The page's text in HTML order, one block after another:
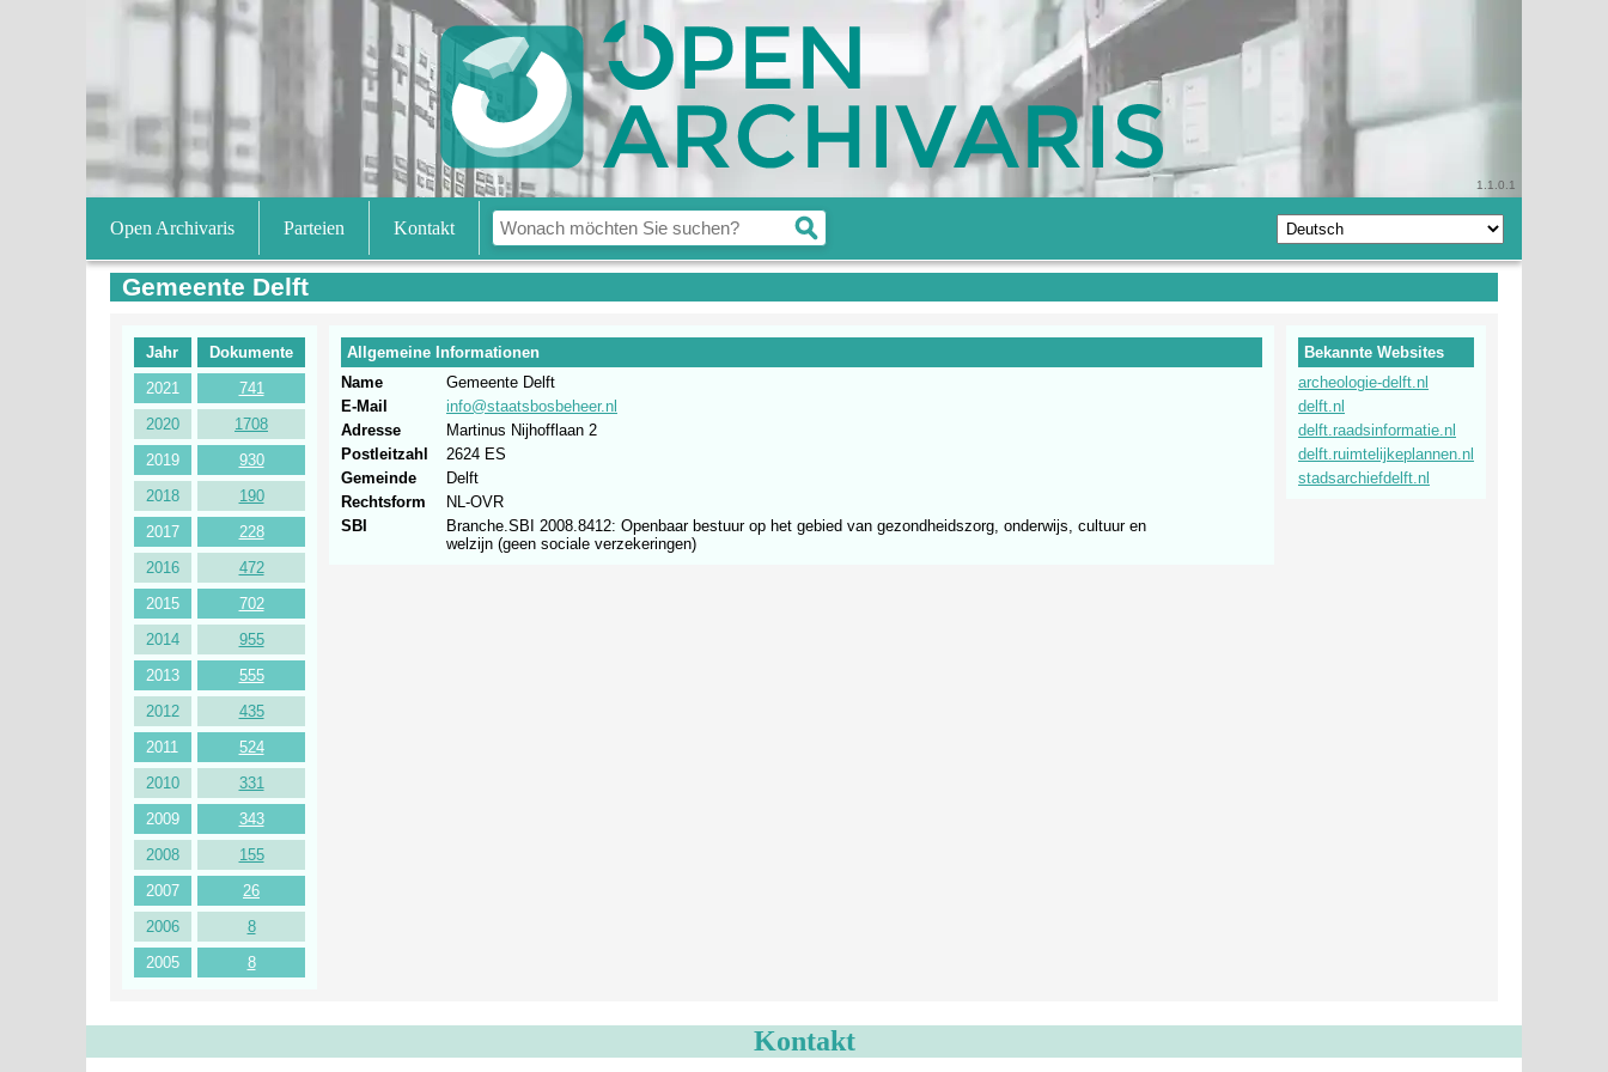
1.1.0.1
Open Archivaris Parteien Kontakt
Gemeente Delft
Jahr
Dokumente
2021
741
2020
1708
2019
930
2018
190
2017
228
2016
472
2015
702
2014
955
2013
555
2012
435
2011
524
2010
331
2009
343
2008
155
2007
26
2006
8
2005
8
Allgemeine Informationen
Name
Gemeente Delft
E-Mail
info@staatsbosbeheer.nl
Adresse
Martinus Nijhofflaan 2
Postleitzahl
2624 ES
Gemeinde
Delft
Rechtsform
NL-OVR
SBI
Branche.SBI 2008.8412: Openbaar bestuur op het gebied van gezondheidszorg, onderwijs, cultuur en
welzijn (geen sociale verzekeringen)
Bekannte Websites
archeologie-delft.nl
delft.nl
delft.raadsinformatie.nl
delft.ruimtelijkeplannen.nl
stadsarchiefdelft.nl
Kontakt